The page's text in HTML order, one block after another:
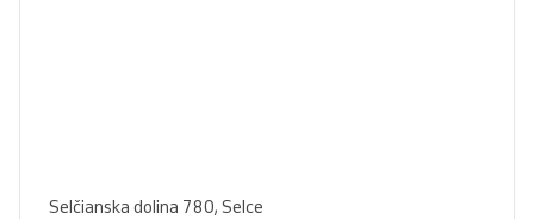
Selčianska dolina 780, Selce